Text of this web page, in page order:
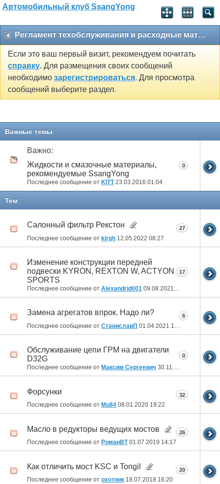
Автомобильный клуб SsangYong
Регламент техобслуживания и расходные материалы
Если это ваш первый визит, рекомендуем почитать
справку. Для размещения своих сообщений
необходимо зарегистрироваться. Для просмотра
сообщений выберите раздел.
Важные темы
Важно:
Жидкости и смазочные материалы,
рекомендуемые SsangYong
Последнее сообщение от KITT23.03.2016 01:04
0
Тем
Салонный фильтр Рекстон
Последнее сообщение от kirgh 12.05.2022 08:27
27
Изменение конструкции передней
подвески KYRON, REXTON W, ACTYON
SPORTS
Последнее сообщение от Alexandrid001 09.08.2021 17:31
17
Замена агрегатов впрок. Надо ли?
Последнее сообщение от СтаниславП 01.04.2021 13:28
6
Обслуживание цепи ГРМ на двигатели
D32G
Последнее сообщение от Максим Сергеевич 30.11.2020
0
Форсунки
Последнее сообщение от Mu84 08.01.2020 19:22
32
Масло в редукторы ведущих мостов
Последнее сообщение от РоманВТ01.07.2019 14:17
26
Как отличить мост KSC и Tongil
Последнее сообщение от охотник 18.07.2018 16:20
20